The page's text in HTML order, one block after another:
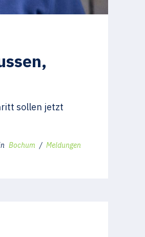
sollen jetzt
Bochum / Meldungen